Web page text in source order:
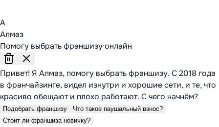
А
Алмаз
Помогу выбрать франшизу·онлайн
Привет! Я Алмаз, помогу выбрать франшизу. С 2018 года
в франчайзинге, видел изнутри и хорошие сети, и те, что
красиво обещают и плохо работают. С чего начнём?
Подобрать франшизу
Что такое паушальный взнос?
Стоит ли франшиза новичку?